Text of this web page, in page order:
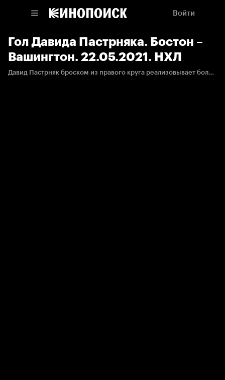
Войти
Гол Давида Пастрняка. Бостон –
Вашингтон. 22.05.2021. НХЛ
Давид Пастрняк броском из правого круга реализовывает большинство